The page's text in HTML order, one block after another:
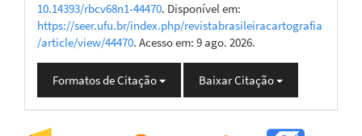
10.14393/rbcv68n1-44470. Disponível em:
https://seer.ufu.br/index.php/revistabrasileiracartografia
/article/view/44470. Acesso em: 9 ago. 2026.
Formatos de Citação Baixar Citação